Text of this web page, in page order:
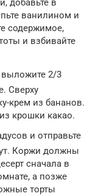
добавьте в
ванилином и
содержимое,
и взбивайте
2/3
Сверху
крем из бананов.
крошки какао.
и отправьте
Коржи должны
сначала в
а позже
торты